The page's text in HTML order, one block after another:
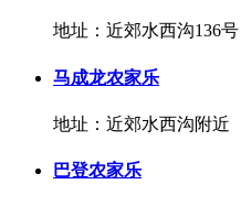
地址：近郊水西沟136号
马成龙农家乐
地址：近郊水西沟附近
巴登农家乐